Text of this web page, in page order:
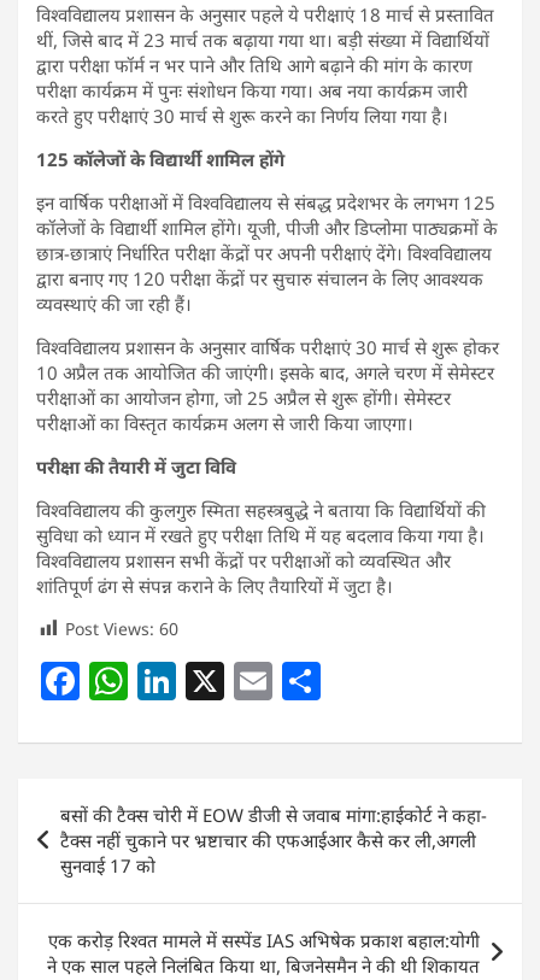
विश्वविद्यालय प्रशासन के अनुसार पहले ये परीक्षाएं 18 मार्च से प्रस्तावित
थीं, जिसे बाद में 23 मार्च तक बढ़ाया गया था। बड़ी संख्या में विद्यार्थियों
द्वारा परीक्षा फॉर्म न भर पाने और तिथि आगे बढ़ाने की मांग के कारण
परीक्षा कार्यक्रम में पुनः संशोधन किया गया। अब नया कार्यक्रम जारी
करते हुए परीक्षाएं 30 मार्च से शुरू करने का निर्णय लिया गया है।
125 कॉलेजों के विद्यार्थी शामिल होंगे
इन वार्षिक परीक्षाओं में विश्वविद्यालय से संबद्ध प्रदेशभर के लगभग 125
कॉलेजों के विद्यार्थी शामिल होंगे। यूजी, पीजी और डिप्लोमा पाठ्यक्रमों के
छात्र-छात्राएं निर्धारित परीक्षा केंद्रों पर अपनी परीक्षाएं देंगे। विश्वविद्यालय
द्वारा बनाए गए 120 परीक्षा केंद्रों पर सुचारु संचालन के लिए आवश्यक
व्यवस्थाएं की जा रही हैं।
विश्वविद्यालय प्रशासन के अनुसार वार्षिक परीक्षाएं 30 मार्च से शुरू होकर
10 अप्रैल तक आयोजित की जाएंगी। इसके बाद, अगले चरण में सेमेस्टर
परीक्षाओं का आयोजन होगा, जो 25 अप्रैल से शुरू होंगी। सेमेस्टर
परीक्षाओं का विस्तृत कार्यक्रम अलग से जारी किया जाएगा।
परीक्षा की तैयारी में जुटा विवि
विश्वविद्यालय की कुलगुरु स्मिता सहस्त्रबुद्धे ने बताया कि विद्यार्थियों की
सुविधा को ध्यान में रखते हुए परीक्षा तिथि में यह बदलाव किया गया है।
विश्वविद्यालय प्रशासन सभी केंद्रों पर परीक्षाओं को व्यवस्थित और
शांतिपूर्ण ढंग से संपन्न कराने के लिए तैयारियों में जुटा है।
Post Views: 60
F
c
e
b
o
o
k
W
at
s
A
p
p
Li
k
e
dI
X E
ai
l
ar
e
navigation
बसों की टैक्स चोरी में EOW डीजी से जवाब मांगा:हाईकोर्ट ने कहा-
टैक्स नहीं चुकाने पर भ्रष्टाचार की एफआईआर कैसे कर ली,अगली
सुनवाई 17 को
एक करोड़ रिश्वत मामले में सस्पेंड IAS अभिषेक प्रकाश बहाल:योगी
ने एक साल पहले निलंबित किया था, बिजनेसमैन ने की थी शिकायत